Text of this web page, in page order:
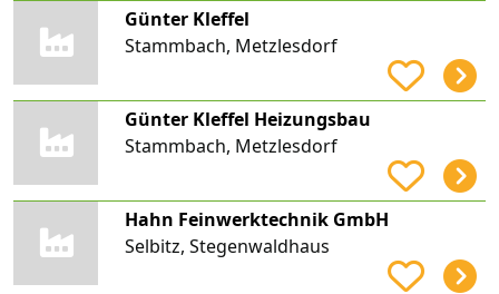
Günter Kleffel
Stammbach, Metzlesdorf
Günter Kleffel Heizungsbau
Stammbach, Metzlesdorf
Hahn Feinwerktechnik GmbH
Selbitz, Stegenwaldhaus